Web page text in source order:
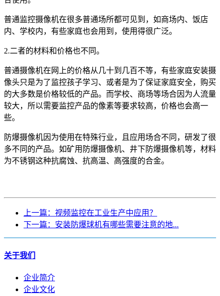
普通监控摄像机在很多普通场所都可见到，如商场内、饭店
内、学校内，有些家庭也会用到，使用得很广泛。
2.二者的材料和价格也不同。
普通摄像机在网上的价格从几十到几百不等，有些家庭安装摄
像头只是为了监控孩子学习、或者是为了保证家庭安全，购买
的大多数是价格较低的产品。而学校、商场等场合因为人流量
较大，所以需要监控产品的像素等要求较高，价格也会高一
些。
防爆摄像机因为使用在特殊行业，且应用场合不同，研发了很
多不同的产品。如矿用防爆摄像机、井下防爆摄像机等，材料
为不锈钢这种抗腐蚀、抗高温、高强度的合金。
上一篇：视频监控在工业生产中应用？
下一篇：安装防爆球机有哪些需要注意的地...
关于我们
企业简介
企业文化